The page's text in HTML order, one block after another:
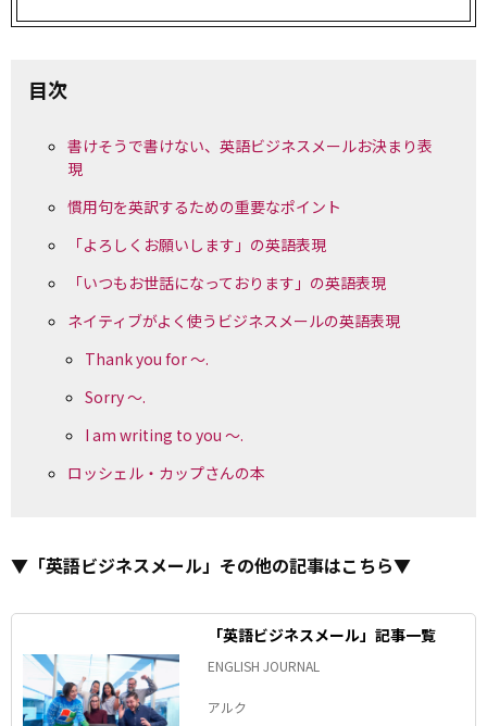
目次
書けそうで書けない、英語ビジネスメールお決まり表
現
慣用句を英訳するための重要なポイント
「よろしくお願いします」の英語表現
「いつもお世話になっております」の英語表現
ネイティブがよく使うビジネスメールの英語表現
Thank you for ～.
Sorry ～.
I am writing to you ～.
ロッシェル・カップさんの本
▼ 「英語ビジネスメール」その他の記事はこちら▼
「英語ビジネスメール」記事一覧
ENGLISH JOURNAL
アルク